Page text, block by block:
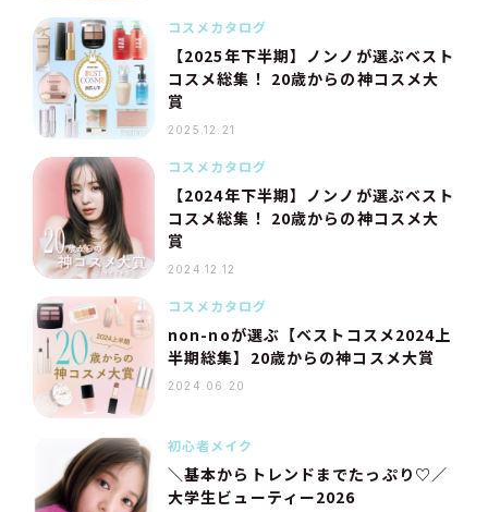
コスメカタログ
【2025年下半期】ノンノが選ぶベスト
コスメ総集！ 20歳からの神コスメ大
賞
2025.12.21
コスメカタログ
【2024年下半期】ノンノが選ぶベスト
コスメ総集！ 20歳からの神コスメ大
賞
2024.12.12
コスメカタログ
non-noが選ぶ【ベストコスメ2024上
半期総集】20歳からの神コスメ大賞
2024.06.20
初心者メイク
＼基本からトレンドまでたっぷり♡／
大学生ビューティー2026